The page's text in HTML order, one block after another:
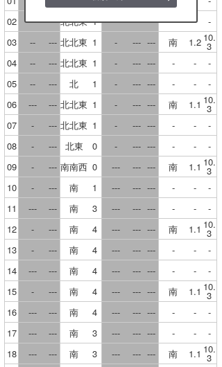
鳥取
山口
徳島
香川
愛媛
高知
福岡
大分
長崎
佐賀
熊本
宮崎
鹿児島
02
-- --- 北北東 1 - --- --- - -
-
03
-- --- 北北東 1 - --- --- 南 1.2 10.
3
04
-- --- 北北東 1 - --- --- - -
-
05
-- --- 北 1 - --- --- - -
-
06
--- --- 北北東 1 - --- --- 南 1.1 10.
3
07
- --- 北北東 1 - --- --- - -
-
08
- --- 北東 0 - --- --- - -
-
09
- --- 南南西 0 --- --- --- 南 1.1 10.
3
10
- --- 南 1 --- --- --- - -
-
11
--- --- 南 3 --- --- --- - -
-
12
- --- 南 4 --- --- --- 南 1.1 10.
3
13
- --- 南 4 --- --- --- - -
-
14
--- --- 南 4 --- --- --- - -
-
15
- --- 南 4 --- --- --- 南 1.1 10.
3
16
--- --- 南 4 --- --- --- - -
-
17
--- --- 南 3 --- --- --- - -
-
18
--- --- 南 3 --- --- --- 南 1.1 10.
3